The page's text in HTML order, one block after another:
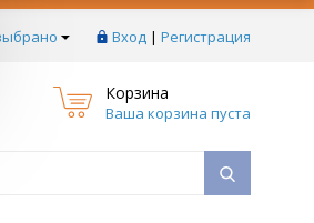
Вход | Регистрация
Корзина
Ваша корзина пуста